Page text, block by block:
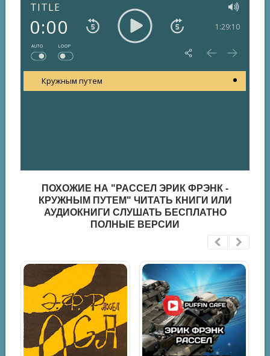
TITLE
0:00 1:29:10
AUTO LOOP
Кружным путем
ПОХОЖИЕ НА "РАССЕЛ ЭРИК ФРЭНК -
КРУЖНЫМ ПУТЕМ" ЧИТАТЬ КНИГИ ИЛИ
АУДИОКНИГИ СЛУШАТЬ БЕСПЛАТНО
ПОЛНЫЕ ВЕРСИИ